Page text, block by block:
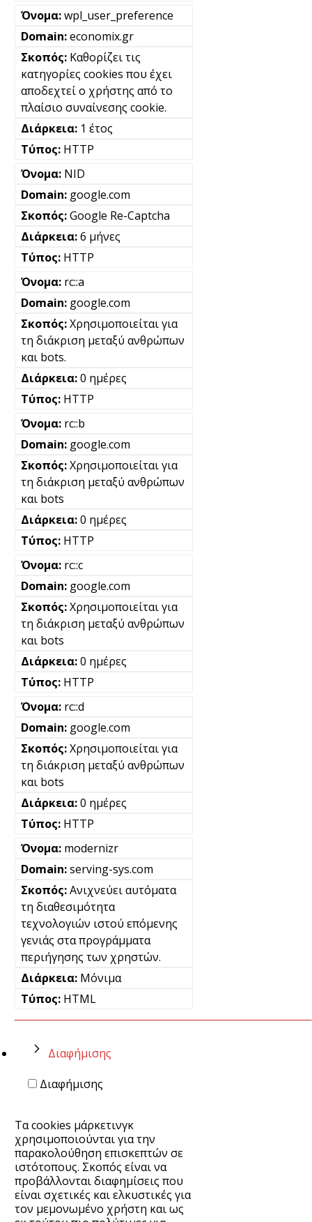
wpl_user_preference
economix.gr
Καθορίζει τις
κατηγορίες cookies που έχει
αποδεχτεί ο χρήστης από το
πλαίσιο συναίνεσης cookie.
1 έτος
HTTP
NID
google.com
Google Re-Captcha
6 μήνες
HTTP
rc::a
google.com
Χρησιμοποιείται για
τη διάκριση μεταξύ ανθρώπων
και bots.
0 ημέρες
HTTP
rc::b
google.com
Χρησιμοποιείται για
τη διάκριση μεταξύ ανθρώπων
και bots
0 ημέρες
HTTP
rc::c
google.com
Χρησιμοποιείται για
τη διάκριση μεταξύ ανθρώπων
και bots
0 ημέρες
HTTP
rc::d
google.com
Χρησιμοποιείται για
τη διάκριση μεταξύ ανθρώπων
και bots
0 ημέρες
HTTP
modernizr
serving-sys.com
Ανιχνεύει αυτόματα
τη διαθεσιμότητα
τεχνολογιών ιστού επόμενης
γενιάς στα προγράμματα
περιήγησης των χρηστών.
Μόνιμα
HTML
Διαφήμισης
Διαφήμισης
Τα cookies μάρκετινγκ
χρησιμοποιούνται για την
παρακολούθηση επισκεπτών σε
ιστότοπους. Σκοπός είναι να
προβάλλονται διαφημίσεις που
είναι σχετικές και ελκυστικές για
τον μεμονωμένο χρήστη και ως